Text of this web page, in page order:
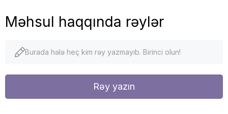
Məhsul haqqında rəylər
Burada hələ heç kim rəy yazmayıb. Birinci olun!
Rəy yazın